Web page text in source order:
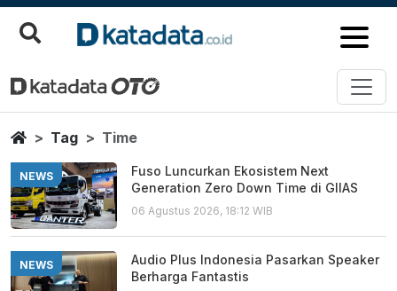
Time
Berita Terbaru
HomeTag Time
NEWS
Fuso Luncurkan Ekosistem Next
Generation Zero Down Time di GIIAS
06 Agustus 2026, 18:12 WIB
NEWS
Audio Plus Indonesia Pasarkan Speaker
Berharga Fantastis